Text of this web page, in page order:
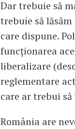
Dar trebuie să
trebuie să
care dispune.
funcționarea
liberalizare
reglementare
care ar trebui
România are